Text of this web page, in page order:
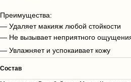
Преимущества:
— Удаляет макияж любой стойкости
— Не вызывает неприятного
— Увлажняет и успокаивает кожу
Состав